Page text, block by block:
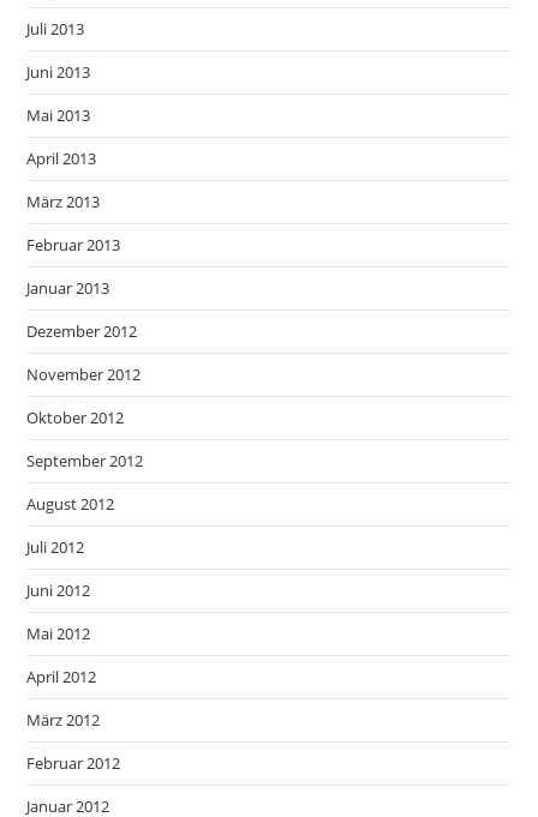
Juli 2013
Juni 2013
Mai 2013
April 2013
März 2013
Februar 2013
Januar 2013
Dezember 2012
November 2012
Oktober 2012
September 2012
August 2012
Juli 2012
Juni 2012
Mai 2012
April 2012
März 2012
Februar 2012
Januar 2012